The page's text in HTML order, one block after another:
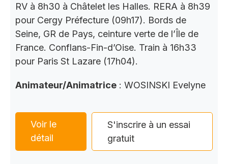
RV à 8h30 à Châtelet les Halles. RERA à 8h39
pour Cergy Préfecture (09h17). Bords de
Seine, GR de Pays, ceinture verte de l’Île de
France. Conflans-Fin-d’Oise. Train à 16h33
pour Paris St Lazare (17h04).
Animateur/Animatrice : WOSINSKI Evelyne
Voir le
détail
S'inscrire à un essai
gratuit